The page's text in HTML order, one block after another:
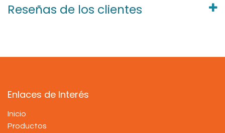
Reseñas de los clientes
Enlaces de Interés
Inicio
Productos